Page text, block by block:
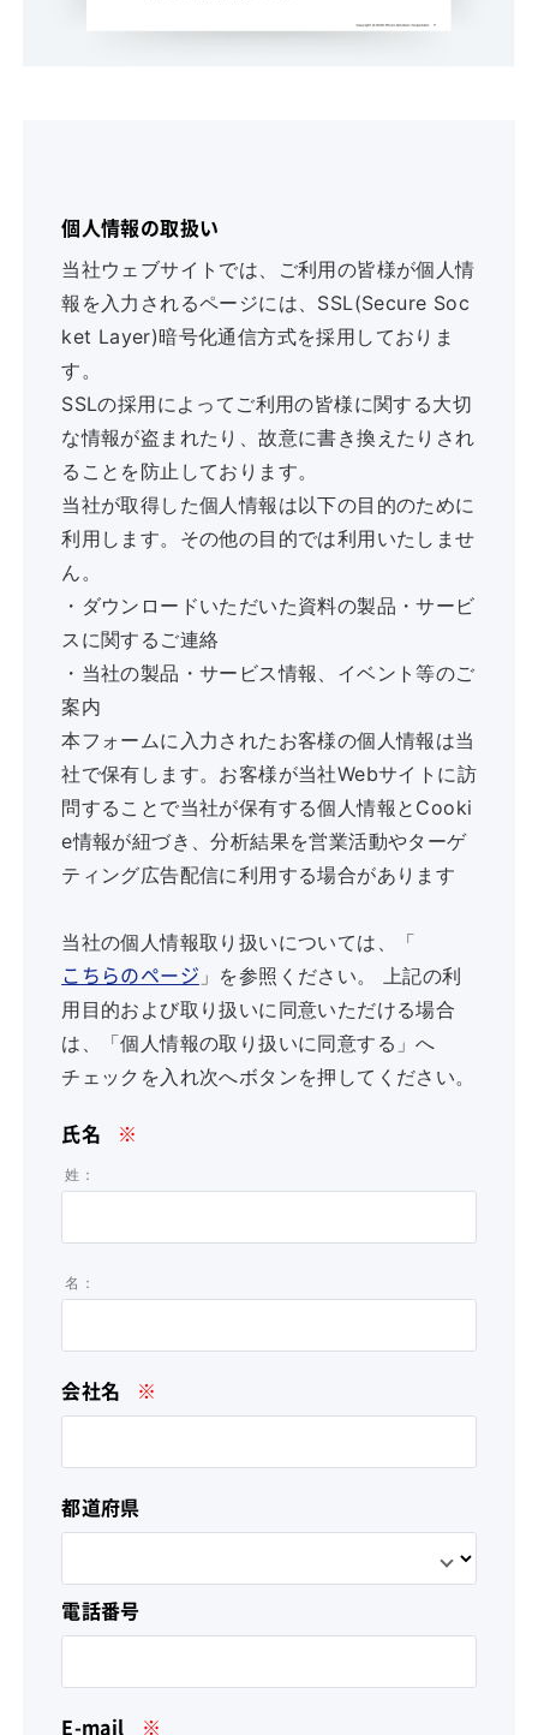
個人情報の取扱い
当社ウェブサイトでは、ご利用の皆様が個人情
報を入力されるページには、SSL(Secure Soc
ket Layer)暗号化通信方式を採用しておりま
す。
SSLの採用によってご利用の皆様に関する大切
な情報が盗まれたり、故意に書き換えたりされ
ることを防止しております。
当社が取得した個人情報は以下の目的のために
利用します。その他の目的では利用いたしませ
ん。
・ダウンロードいただいた資料の製品・サービ
スに関するご連絡
・当社の製品・サービス情報、イベント等のご
案内
本フォームに入力されたお客様の個人情報は当
社で保有します。お客様が当社Webサイトに訪
問することで当社が保有する個人情報とCooki
e情報が紐づき、分析結果を営業活動やターゲ
ティング広告配信に利用する場合があります
当社の個人情報取り扱いについては、「
こちらのページ 」を参照ください。 上記の利
用目的および取り扱いに同意いただける場合
は、「個人情報の取り扱いに同意する」へ
チェックを入れ次へボタンを押してください。
氏名 ※
姓：
名：
会社名 ※
都道府県
電話番号
E-mail ※